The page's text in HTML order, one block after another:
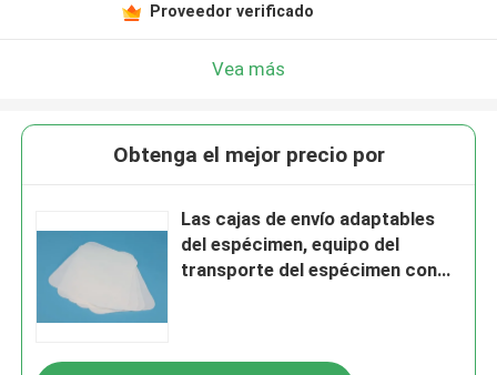
Proveedor verificado
Vea más
Obtenga el mejor precio por
Las cajas de envío adaptables
del espécimen, equipo del
transporte del espécimen con